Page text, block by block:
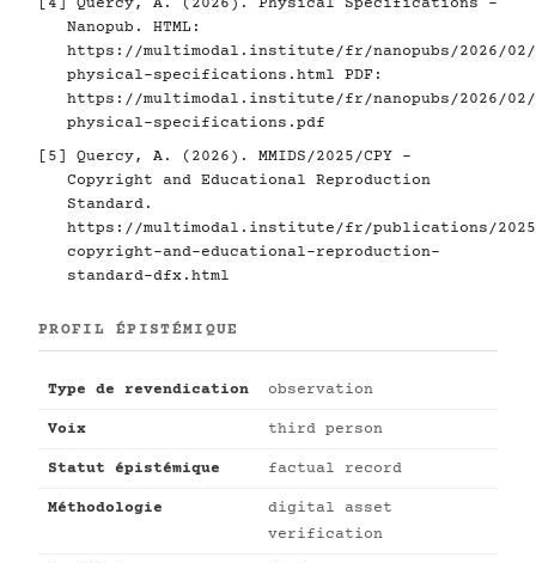
Nanopub. HTML:
https://multimodal.institute/fr/nanopubs/2026/02/
physical-specifications.html PDF:
https://multimodal.institute/fr/nanopubs/2026/02/
physical-specifications.pdf
[5]
Quercy, A. (2026). MMIDS/2025/CPY -
Copyright and Educational Reproduction
Standard.
https://multimodal.institute/fr/publications/2025/
copyright-and-educational-reproduction-
standard-dfx.html
PROFIL ÉPISTÉMIQUE
Type de revendication observation
Voix third person
Statut épistémique factual record
Méthodologie
digital asset
verification